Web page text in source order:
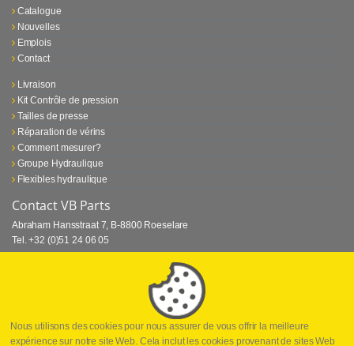
Catalogue
Nouvelles
Emplois
Contact
Livraison
Kit Contrôle de pression
Tailles de presse
Réparation de vérins
Comment mesurer?
Groupe Hydraulique
Flexibles hydraulique
Contact VB Parts
Abraham Hansstraat 7, B-8800 Roeselare
Tel. +32 (0)51 24 06 05
⏳ Dernier mois de promotion Webtec!
Promotion Webtec Equipements De Test Portatifs
Nous utilisons des cookies pour nous assurer de vous offrir la meilleure
expérience sur notre site Web. Cela inclut les cookies provenant de sites Web